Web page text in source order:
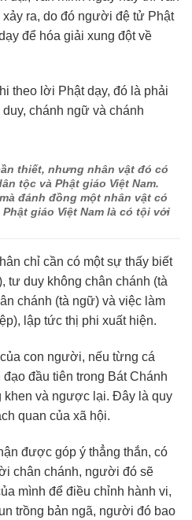
ra, do đó người đệ tử Phật
để hóa giải xung đột về
theo lời Phật dạy, đó là phải
chánh ngữ và chánh
thiết, nhưng nhân vật đó có
tộc và Phật giáo Việt Nam.
đánh đồng một nhân vật có
giáo Việt Nam là có tội với
chỉ cần có một sự thấy biết
tư duy không chân chánh (tà
chánh (tà ngữ) và việc làm
lập tức thị phi xuất hiện.
con người, nếu từng cá
đầu tiên trong Bát Chánh
khen và ngược lại. Đây là quy
quan của xã hội.
được góp ý thẳng thắn, có
chân chánh, người đó sẽ
mình để điều chỉnh hành vi,
trồng bản ngã, người đó bao